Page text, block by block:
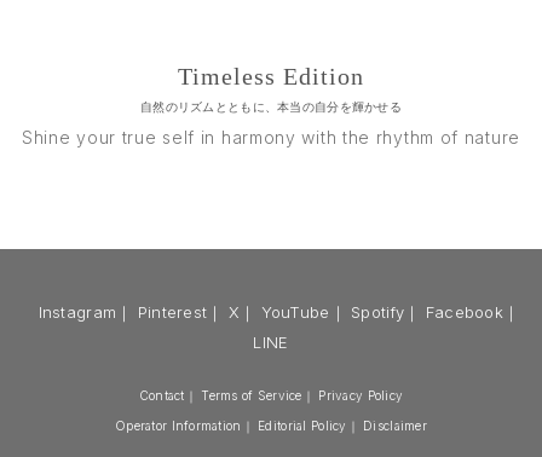
Timeless Edition
自然のリズムとともに、本当の自分を輝かせる
Shine your true self in harmony with the rhythm of nature
Instagram ｜ Pinterest ｜ X ｜ YouTube ｜ Spotify ｜ Facebook ｜
LINE
Contact Terms of Service Privacy Policy
Operator Information Editorial Policy Disclaimer